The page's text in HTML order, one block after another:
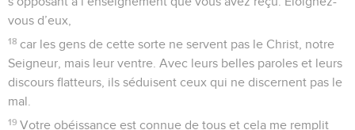
vous d’eux,
18 car les gens de cette sorte ne servent pas le Christ, notre
Seigneur, mais leur ventre. Avec leurs belles paroles et leurs
discours flatteurs, ils séduisent ceux qui ne discernent pas le
mal.
19 Votre obéissance est connue de tous et cela me remplit